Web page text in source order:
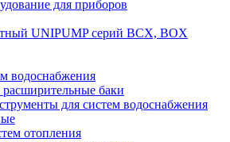
для приборов
UNIPUMP серий BCX, BOX
водоснабжения
баки
для систем водоснабжения
отопления